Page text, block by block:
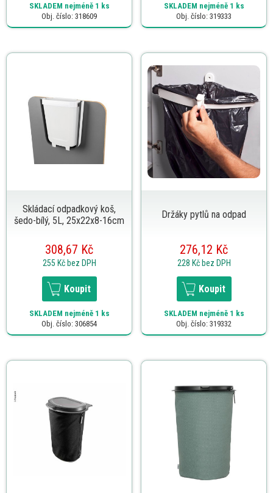
SKLADEM nejméně 1 ks
Obj. číslo: 318609
SKLADEM nejméně 1 ks
Obj. číslo: 319333
Skládací odpadkový koš,
šedo-bílý, 5L, 25x22x8-16cm
308,67 Kč
255 Kč bez DPH
Koupit
SKLADEM nejméně 1 ks
Obj. číslo: 306854
Držáky pytlů na odpad
276,12 Kč
228 Kč bez DPH
Koupit
SKLADEM nejméně 1 ks
Obj. číslo: 319332